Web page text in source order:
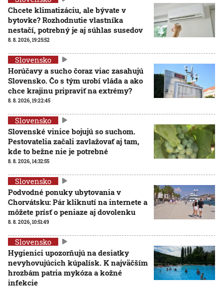
Chcete klimatizáciu, ale bývate v
bytovke? Rozhodnutie vlastníka
nestačí, potrebný je aj súhlas susedov
8. 8. 2026, 19:25:52
Slovensko
Horúčavy a sucho čoraz viac zasahujú
Slovensko. Čo s tým urobí vláda a ako
chce krajinu pripraviť na extrémy?
8. 8. 2026, 19:22:45
Slovensko
Slovenské vinice bojujú so suchom.
Pestovatelia začali zavlažovať aj tam,
kde to bežne nie je potrebné
8. 8. 2026, 14:32:55
Slovensko
Podvodné ponuky ubytovania v
Chorvátsku: Pár kliknutí na internete a
môžete prísť o peniaze aj dovolenku
8. 8. 2026, 10:51:49
Slovensko
Hygienici upozorňujú na desiatky
nevyhovujúcich kúpalísk. K najväčším
hrozbám patria mykóza a kožné
infekcie